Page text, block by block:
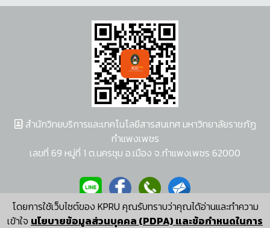
โดยการใช้เว็บไซต์ของ KPRU คุณรับทราบว่าคุณได้อ่านและทำความ
เข้าใจ นโยบายข้อมูลส่วนบุคคล (PDPA) และข้อกำหนดในการ
สำนักวิทยบริการและเทคโนโลยีสารสนเทศ มหาวิทยาลัยราชภัฏ
กำแพงเพชร
เลขที่ 69 หมู่ที่ 1 ต.นครชุม อ.เมือง จ.กำแพงเพชร 62000
ผู้พัฒนาระบบ อนุชา พวงผกา